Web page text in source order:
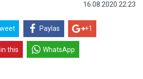
16.08.2020 22:23
Paylas +1
this WhatsApp